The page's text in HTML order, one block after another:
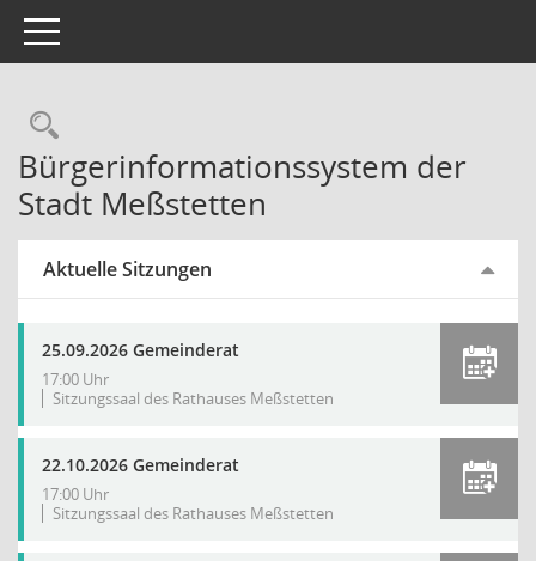
Toggle navigation
Rechercheauswahl
Bürgerinformationssystem der
Stadt Meßstetten
Aktuelle Sitzungen
25.09.2026 Gemeinderat
17:00 Uhr
Sitzungssaal des Rathauses Meßstetten
22.10.2026 Gemeinderat
17:00 Uhr
Sitzungssaal des Rathauses Meßstetten